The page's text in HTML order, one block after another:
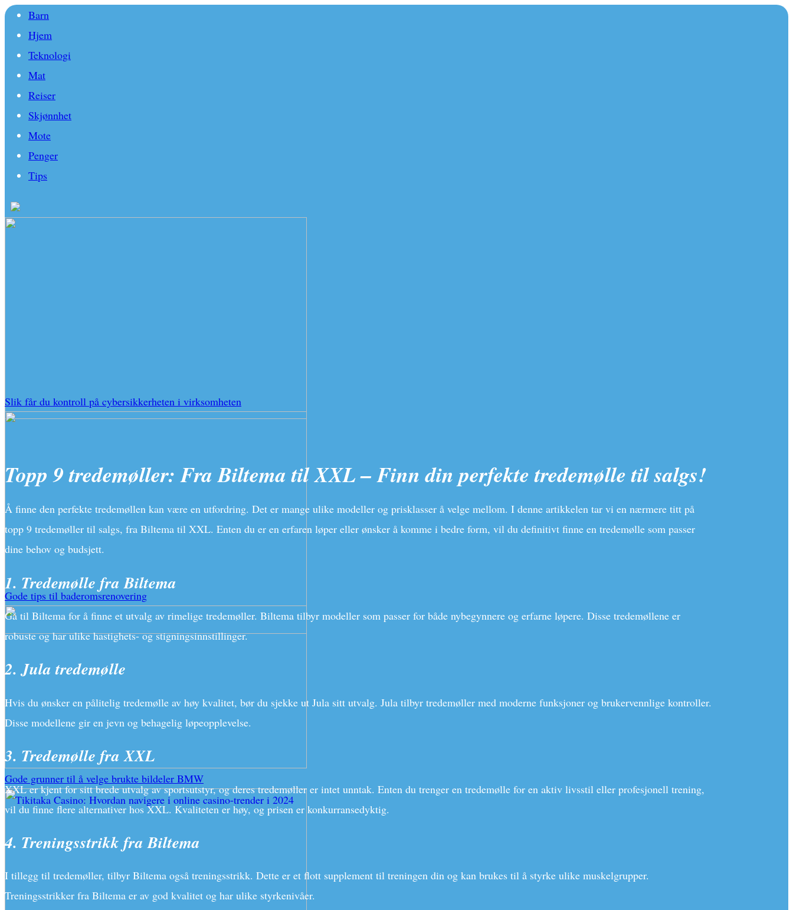
Barn
Hjem
Teknologi
Mat
Reiser
Skjønnhet
Mote
Penger
Tips
Slik får du kontroll på cybersikkerheten i virksomheten
Gode tips til baderomsrenovering
Gode grunner til å velge brukte bildeler BMW
Topp 9 tredemøller: Fra Biltema til XXL – Finn din perfekte tredemølle til salgs!
Å finne den perfekte tredemøllen kan være en utfordring. Det er mange ulike modeller og prisklasser å velge mellom. I denne artikkelen tar vi en nærmere titt på
topp 9 tredemøller til salgs, fra Biltema til XXL. Enten du er en erfaren løper eller ønsker å komme i bedre form, vil du definitivt finne en tredemølle som passer
dine behov og budsjett.
1. Tredemølle fra Biltema
Gå til Biltema for å finne et utvalg av rimelige tredemøller. Biltema tilbyr modeller som passer for både nybegynnere og erfarne løpere. Disse tredemøllene er
robuste og har ulike hastighets- og stigningsinnstillinger.
2. Jula tredemølle
Hvis du ønsker en pålitelig tredemølle av høy kvalitet, bør du sjekke ut Jula sitt utvalg. Jula tilbyr tredemøller med moderne funksjoner og brukervennlige kontroller.
Disse modellene gir en jevn og behagelig løpeopplevelse.
3. Tredemølle fra XXL
XXL er kjent for sitt brede utvalg av sportsutstyr, og deres tredemøller er intet unntak. Enten du trenger en tredemølle for en aktiv livsstil eller profesjonell trening,
vil du finne flere alternativer hos XXL. Kvaliteten er høy, og prisen er konkurransedyktig.
4. Treningsstrikk fra Biltema
I tillegg til tredemøller, tilbyr Biltema også treningsstrikk. Dette er et flott supplement til treningen din og kan brukes til å styrke ulike muskelgrupper.
Treningsstrikker fra Biltema er av god kvalitet og har ulike styrkenivåer.